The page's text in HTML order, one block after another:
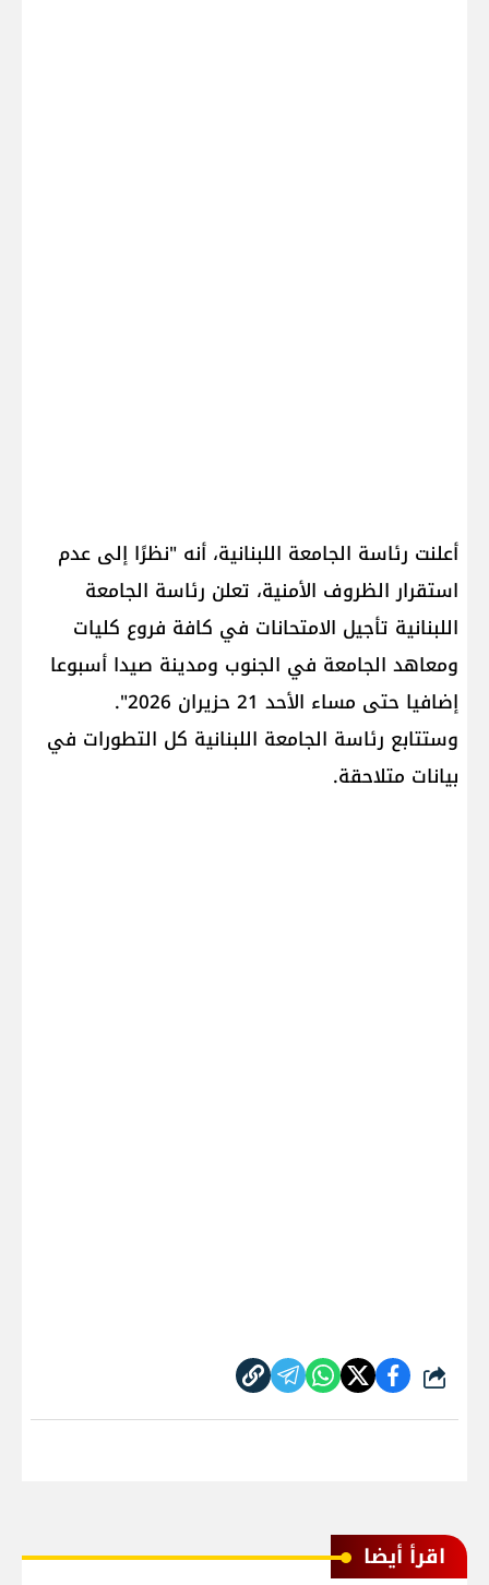
أعلنت ​رئاسة الجامعة اللبنانية​، أنه "نظرًا إلى عدم
استقرار الظروف الأمنية، تعلن رئاسة الجامعة
اللبنانية تأجيل الامتحانات في كافة فروع كليات
ومعاهد الجامعة في الجنوب ومدينة صيدا أسبوعا
إضافيا حتى مساء الأحد 21 حزيران 2026".
وستتابع رئاسة الجامعة اللبنانية كل التطورات في
بيانات متلاحقة.
شارك
اقرأ أيضا